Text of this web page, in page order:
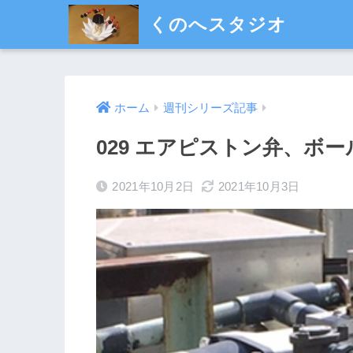
くのへスタジオ
ホーム 週刊シリーズ記事
029 エアピストン弁、ボー
2021年10月2日 2021年10月3日